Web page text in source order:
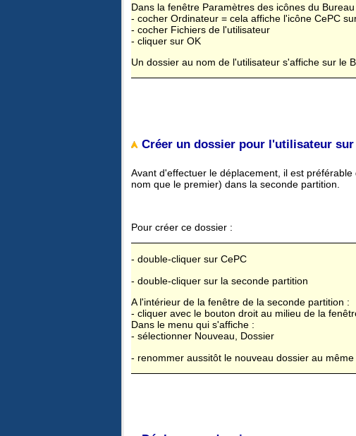
Dans la fenêtre Paramètres des icônes du Bureau
- cocher Ordinateur = cela affiche l'icône CePC
- cocher Fichiers de l'utilisateur
- cliquer sur OK
Un dossier au nom de l'utilisateur s'affiche sur le
Créer un dossier pour l'utilisateur
Avant d'effectuer le déplacement, il est
nom que le premier) dans la seconde partition.
Pour créer ce dossier :
- double-cliquer sur CePC
- double-cliquer sur la seconde partition
A l'intérieur de la fenêtre de la seconde partition :
- cliquer avec le bouton droit au milieu de la
Dans le menu qui s'affiche :
- sélectionner Nouveau, Dossier
- renommer aussitôt le nouveau dossier au